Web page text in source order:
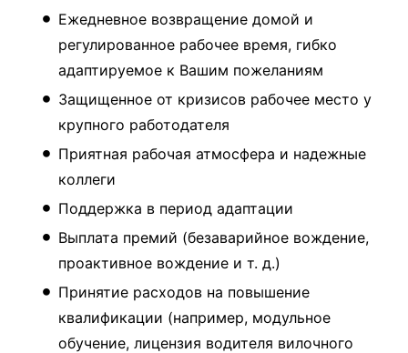
Ежедневное возвращение домой и
регулированное рабочее время, гибко
адаптируемое к Вашим пожеланиям
Защищенное от кризисов рабочее место у
крупного работодателя
Приятная рабочая атмосфера и надежные
коллеги
Поддержка в период адаптации
Выплата премий (безаварийное вождение,
проактивное вождение и т. д.)
Принятие расходов на повышение
квалификации (например, модульное
обучение, лицензия водителя вилочного